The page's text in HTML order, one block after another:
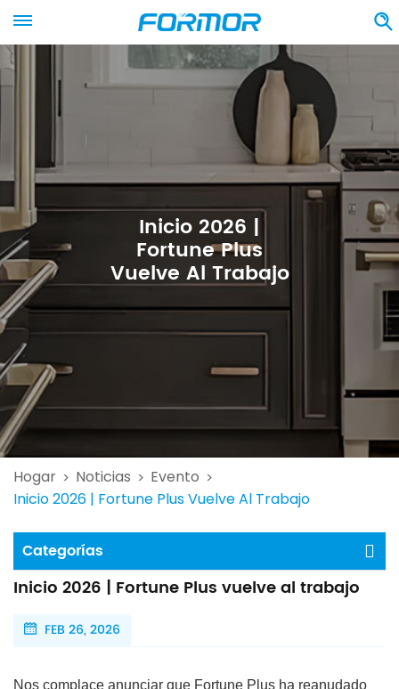
Inicio 2026 |
Fortune Plus
Vuelve Al Trabajo
Hogar > Noticias > Evento >
Inicio 2026 | Fortune Plus Vuelve Al Trabajo
Categorías
Inicio 2026 | Fortune Plus vuelve al trabajo
FEB 26, 2026
Nos complace anunciar que Fortune Plus ha reanudado